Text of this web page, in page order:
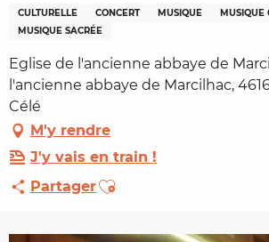
CULTURELLE CONCERT MUSIQUE
MUSIQUE
MUSIQUE SACRÉE
Eglise de l'ancienne abbaye de
l'ancienne abbaye de Marcilhac,
Célé
M'y rendre
J'y vais en train !
PartagerAjouter aux favoris